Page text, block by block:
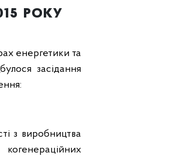
року
енергетики та
засідання
з виробництва